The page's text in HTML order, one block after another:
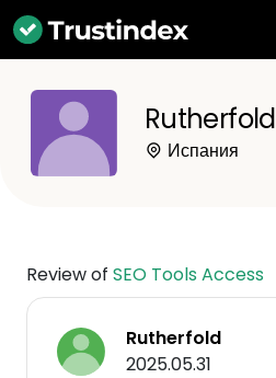
Rutherfold
Испания
Review of SEO Tools Access
Rutherfold
2025.05.31